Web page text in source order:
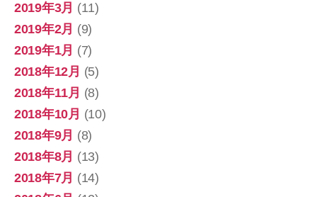
2019年3月 (11)
2019年2月 (9)
2019年1月 (7)
2018年12月 (5)
2018年11月 (8)
2018年10月 (10)
2018年9月 (8)
2018年8月 (13)
2018年7月 (14)